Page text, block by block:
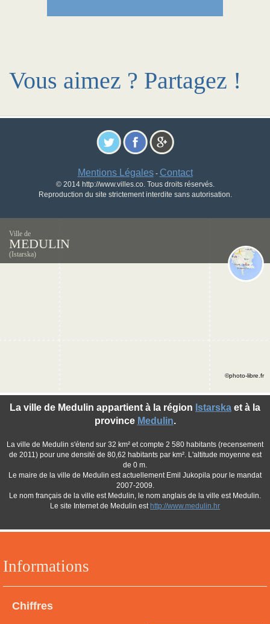
Vous aimez ? Partagez !
Mentions Légales- Contact
© 2014 http://www.villes.co. Tous droits réservés.
Reproduction du site strictement interdite sans autorisation.
Ville de
MEDULIN
(Istarska)
Informations
Chiffres
La ville de Medulin appartient à la région Istarska et à la
province Medulin.
La ville de Medulin s'étend sur 32 km² et compte 2 580 habitants (recensement
de 2011) pour une densité de 80,62 habitants par km². L'altitude moyenne est
de 0 m.
Le maire de la ville de Medulin est actuellement Emil Jukopila pour le mandat
2007-2009.
Le nom français de la ville est Medulin, le nom anglais de la ville est Medulin.
Le site Internet de Medulin est http://www.medulin.hr
©photo-libre.fr